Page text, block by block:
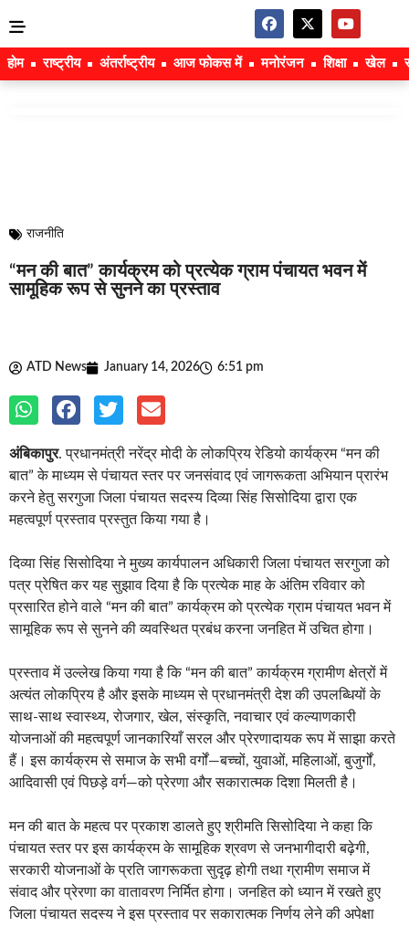
होम राष्ट्रीय अंतर्राष्ट्रीय आज फोकस में मनोरंजन शिक्षा खेल
राजनीति
“मन की बात” कार्यक्रम को प्रत्येक ग्राम पंचायत भवन में
सामूहिक रूप से सुनने का प्रस्ताव
ATD News January 14, 2026 6:51 pm
अंबिकापुर. प्रधानमंत्री नरेंद्र मोदी के लोकप्रिय रेडियो कार्यक्रम “मन की
बात” के माध्यम से पंचायत स्तर पर जनसंवाद एवं जागरूकता अभियान प्रारंभ
करने हेतु सरगुजा जिला पंचायत सदस्य दिव्या सिंह सिसोदिया द्वारा एक
महत्वपूर्ण प्रस्ताव प्रस्तुत किया गया है।
दिव्या सिंह सिसोदिया ने मुख्य कार्यपालन अधिकारी जिला पंचायत सरगुजा को
पत्र प्रेषित कर यह सुझाव दिया है कि प्रत्येक माह के अंतिम रविवार को
प्रसारित होने वाले “मन की बात” कार्यक्रम को प्रत्येक ग्राम पंचायत भवन में
सामूहिक रूप से सुनने की व्यवस्थित प्रबंध करना जनहित में उचित होगा।
प्रस्ताव में उल्लेख किया गया है कि “मन की बात” कार्यक्रम ग्रामीण क्षेत्रों में
अत्यंत लोकप्रिय है और इसके माध्यम से प्रधानमंत्री देश की उपलब्धियों के
साथ-साथ स्वास्थ्य, रोजगार, खेल, संस्कृति, नवाचार एवं कल्याणकारी
योजनाओं की महत्वपूर्ण जानकारियाँ सरल और प्रेरणादायक रूप में साझा करते
हैं। इस कार्यक्रम से समाज के सभी वर्गों—बच्चों, युवाओं, महिलाओं, बुजुर्गों,
आदिवासी एवं पिछड़े वर्ग—को प्रेरणा और सकारात्मक दिशा मिलती है।
मन की बात के महत्व पर प्रकाश डालते हुए श्रीमति सिसोदिया ने कहा कि
पंचायत स्तर पर इस कार्यक्रम के सामूहिक श्रवण से जनभागीदारी बढ़ेगी,
सरकारी योजनाओं के प्रति जागरूकता सुदृढ़ होगी तथा ग्रामीण समाज में
संवाद और प्रेरणा का वातावरण निर्मित होगा। जनहित को ध्यान में रखते हुए
जिला पंचायत सदस्य ने इस प्रस्ताव पर सकारात्मक निर्णय लेने की अपेक्षा